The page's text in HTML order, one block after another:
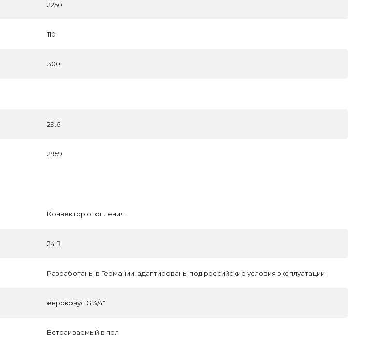
2250
110
300
29.6
2959
Конвектор отопления
24 В
Разработаны в Германии, адаптированы под российские условия эксплуатации
евроконус G 3/4"
Встраиваемый в пол